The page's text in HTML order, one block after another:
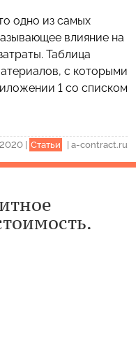
одно из самых
влияние на
Таблица
с которыми
1 со списком
Статьи a-contract.ru